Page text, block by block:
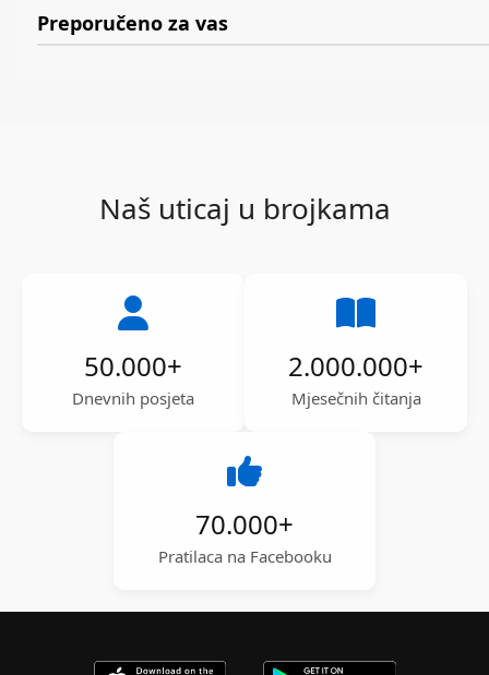
Preporučeno za vas
Naš uticaj u brojkama
50.000+
Dnevnih posjeta
2.000.000+
Mjesečnih čitanja
70.000+
Pratilaca na Facebooku